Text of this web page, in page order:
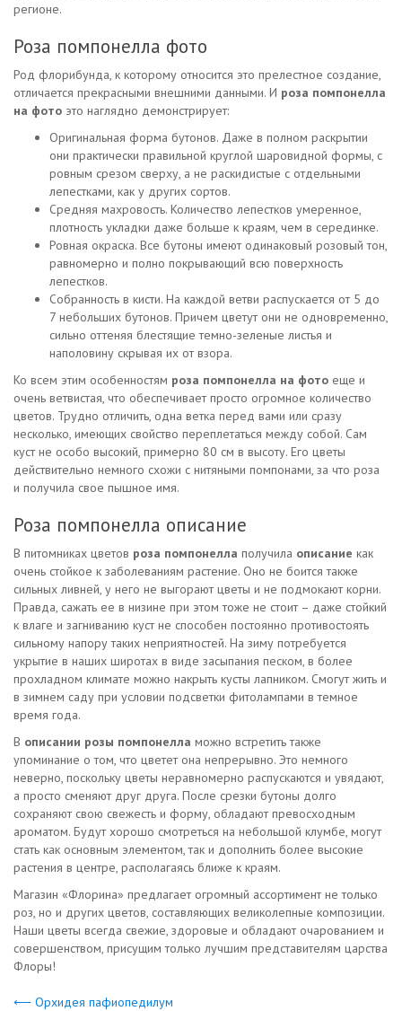
регионе.
Роза помпонелла фото
Род флорибунда, к которому относится это прелестное создание,
отличается прекрасными внешними данными. И роза помпонелла
на фото это наглядно демонстрирует:
Оригинальная форма бутонов. Даже в полном раскрытии
они практически правильной круглой шаровидной формы, с
ровным срезом сверху, а не раскидистые с отдельными
лепестками, как у других сортов.
Средняя махровость. Количество лепестков умеренное,
плотность укладки даже больше к краям, чем в серединке.
Ровная окраска. Все бутоны имеют одинаковый розовый тон,
равномерно и полно покрывающий всю поверхность
лепестков.
Собранность в кисти. На каждой ветви распускается от 5 до
7 небольших бутонов. Причем цветут они не одновременно,
сильно оттеняя блестящие темно-зеленые листья и
наполовину скрывая их от взора.
Ко всем этим особенностям роза помпонелла на фото еще и
очень ветвистая, что обеспечивает просто огромное количество
цветов. Трудно отличить, одна ветка перед вами или сразу
несколько, имеющих свойство переплетаться между собой. Сам
куст не особо высокий, примерно 80 см в высоту. Его цветы
действительно немного схожи с нитяными помпонами, за что роза
и получила свое пышное имя.
Роза помпонелла описание
В питомниках цветов роза помпонелла получила описание как
очень стойкое к заболеваниям растение. Оно не боится также
сильных ливней, у него не выгорают цветы и не подмокают корни.
Правда, сажать ее в низине при этом тоже не стоит – даже стойкий
к влаге и загниванию куст не способен постоянно противостоять
сильному напору таких неприятностей. На зиму потребуется
укрытие в наших широтах в виде засыпания песком, в более
прохладном климате можно накрыть кусты лапником. Смогут жить и
в зимнем саду при условии подсветки фитолампами в темное
время года.
В описании розы помпонелла можно встретить также
упоминание о том, что цветет она непрерывно. Это немного
неверно, поскольку цветы неравномерно распускаются и увядают,
а просто сменяют друг друга. После срезки бутоны долго
сохраняют свою свежесть и форму, обладают превосходным
ароматом. Будут хорошо смотреться на небольшой клумбе, могут
стать как основным элементом, так и дополнить более высокие
растения в центре, располагаясь ближе к краям.
Магазин «Флорина» предлагает огромный ассортимент не только
роз, но и других цветов, составляющих великолепные композиции.
Наши цветы всегда свежие, здоровые и обладают очарованием и
совершенством, присущим только лучшим представителям царства
Флоры!
⟵ Орхидея пафиопедилум